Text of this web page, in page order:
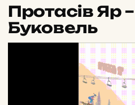
Протасів Яр –
Буковель